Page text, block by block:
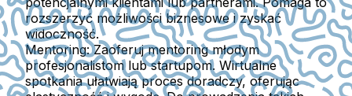
rozszerzyć możliwości biznesowe i zyskać
widoczność.
Mentoring:Zaoferuj mentoring młodym
profesjonalistom lub startupom. Wirtualne
spotkania ułatwiają proces doradczy, oferując